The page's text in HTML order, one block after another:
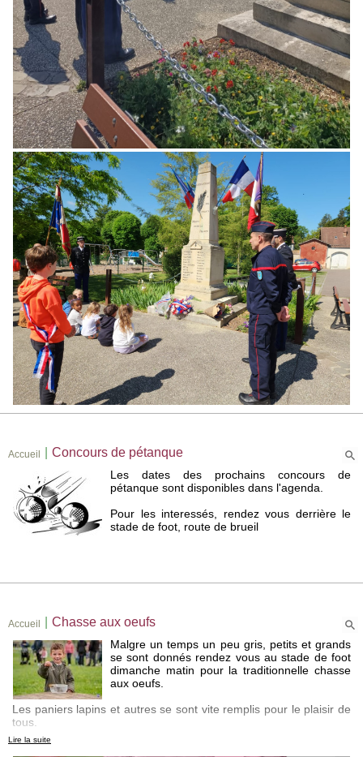
Accueil Concours de pétanque
Les dates des prochains concours de
pétanque sont disponibles dans l'agenda.
Pour les interessés, rendez vous derrière le
stade de foot, route de brueil
Accueil Chasse aux oeufs
Malgre un temps un peu gris, petits et grands
se sont donnés rendez vous au stade de foot
dimanche matin pour la traditionnelle chasse
aux oeufs.
Les paniers lapins et autres se sont vite remplis pour le plaisir de
tous.
Lire la suite